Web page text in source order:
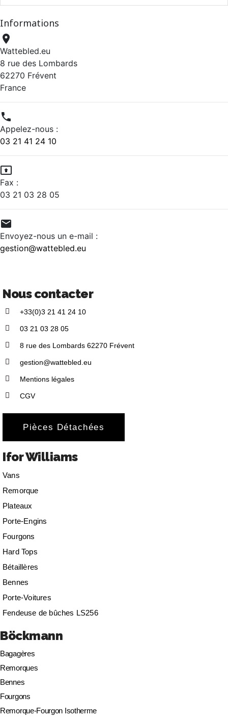
Informations

Wattebled.eu
8 rue des Lombards
62270 Frévent
France

Appelez-nous :
03 21 41 24 10

Fax :
03 21 03 28 05

Envoyez-nous un e-mail :
gestion@wattebled.eu
Nous contacter
+33(0)3 21 41 24 10
03 21 03 28 05
8 rue des Lombards 62270 Frévent
gestion@wattebled.eu
Mentions légales
CGV
Pièces Détachées
Ifor Williams
Vans
Remorque
Plateaux
Porte-Engins
Fourgons
Hard Tops
Bétaillères
Bennes
Porte-Voitures
Fendeuse de bûches LS256
Böckmann
Bagagères
Remorques
Bennes
Fourgons
Remorque-Fourgon Isotherme